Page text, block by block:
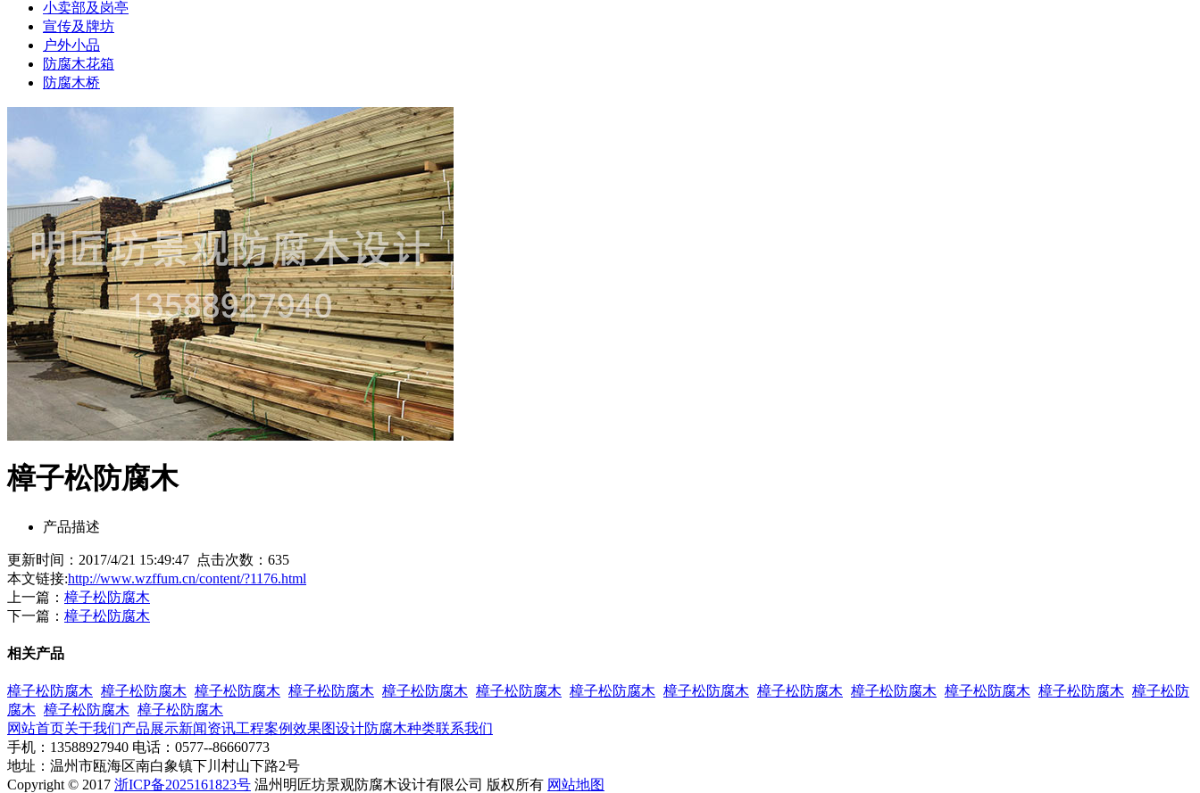
小卖部及岗亭
宣传及牌坊
户外小品
防腐木花箱
防腐木桥
樟子松防腐木
产品描述
更新时间：2017/4/21 15:49:47 点击次数： 635
本文链接:http://www.wzffum.cn/content/?1176.html
上一篇： 樟子松防腐木
下一篇： 樟子松防腐木
相关产品
樟子松防腐木 樟子松防腐木 樟子松防腐木 樟子松防腐木 樟子松防腐木 樟子松防腐木 樟子松防腐木 樟子松防腐木 樟子松防腐木 樟子松防腐木 樟子松防腐木 樟子松防腐木 樟子松防
腐木 樟子松防腐木 樟子松防腐木
网站首页关于我们产品展示新闻资讯工程案例效果图设计防腐木种类联系我们
手机：13588927940 电话：0577--86660773
地址：温州市瓯海区南白象镇下川村山下路2号
Copyright © 2017 浙ICP备2025161823号 温州明匠坊景观防腐木设计有限公司 版权所有 网站地图